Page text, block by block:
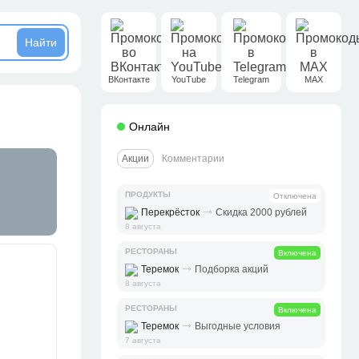
ВКонтакте YouTube Telegram MAX
Онлайн
Акции Комментарии
ПРОДУКТЫ Отключена
Перекрёсток ⤑ Скидка 2000 рублей
8 августа
РЕСТОРАНЫ Включена
Теремок ⤑ Подборка акций
8 августа
РЕСТОРАНЫ Включена
Теремок ⤑ Выгодные условия
7 августа